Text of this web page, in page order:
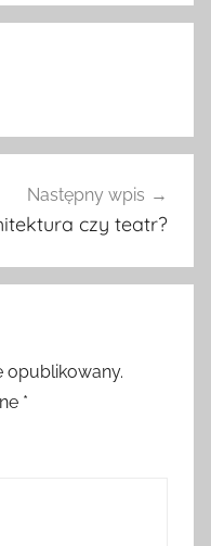
Następny wpis
czy teatr?
opublikowany.
*